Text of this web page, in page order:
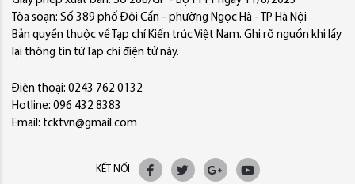
Tòa soạn: Số 389 phố Đội Cấn - phường Ngọc Hà - TP Hà Nội
Bản quyền thuộc về Tạp chí Kiến trúc Việt Nam. Ghi rõ nguồn khi lấy
lại thông tin từ Tạp chí điện tử này.
Điện thoại: 0243 762 0132
Hotline: 096 432 8383
Email: tcktvn@gmail.com
KẾT NỐI